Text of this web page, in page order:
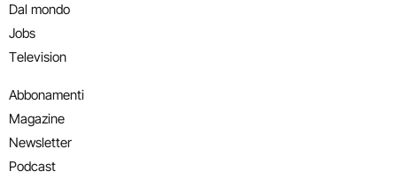
Dal mondo
Jobs
Television
Abbonamenti
Magazine
Newsletter
Podcast